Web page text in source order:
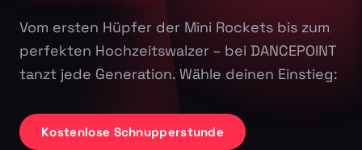
Vom ersten Hüpfer der Mini Rockets bis zum
perfekten Hochzeitswalzer – bei DANCEPOINT
tanzt jede Generation. Wähle deinen Einstieg:
Kostenlose Schnupperstunde